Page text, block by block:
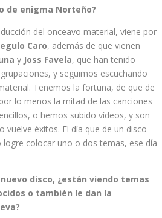
de enigma Norteño?
del onceavo material, viene por
Caro, además de que vienen
y Joss Favela, que han tenido
y seguimos escuchando
Tenemos la fortuna, de que de
lo menos la mitad de las canciones
o hemos subido vídeos, y son
vuelve éxitos. El día que de un disco
logre colocar uno o dos temas, ese día
disco, ¿están viendo temas
o también le dan la